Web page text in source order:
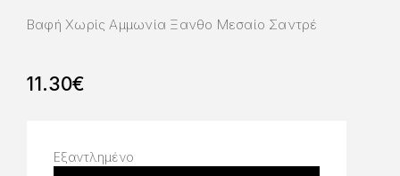
Βαφή Χωρίς Αμμωνία Ξανθο Μεσαίο Σαντρέ
11.30€
Εξαντλημένο